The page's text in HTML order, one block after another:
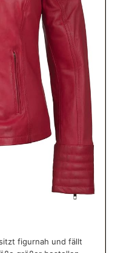
figurnah und fällt